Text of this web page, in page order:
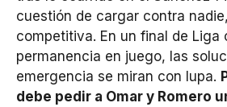
cuestión de cargar contra
competitiva. En un final de Liga
permanencia en juego, las
emergencia se miran con lupa.
debe pedir a Omar y Romero